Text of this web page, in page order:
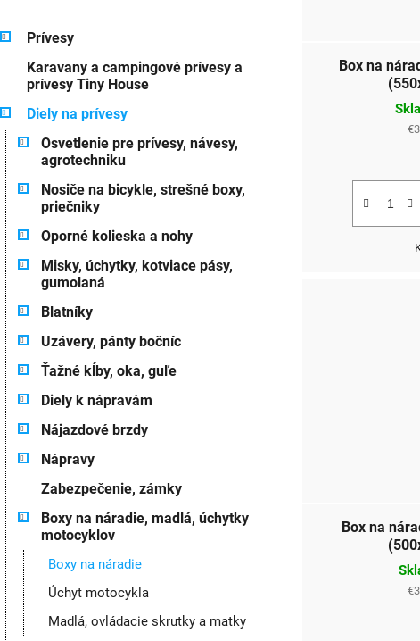
Preskočiť
K
g
ó
e
Prívesy
Karavany a campingové prívesy a
prívesy Tiny House
Diely na prívesy
Osvetlenie pre prívesy, návesy,
agrotechniku
Nosiče na bicykle, strešné boxy,
priečniky
Oporné kolieska a nohy
Misky, úchytky, kotviace pásy,
gumolaná
Blatníky
Uzávery, pánty bočníc
Ťažné kĺby, oka, guľe
Diely k nápravám
Nájazdové brzdy
Nápravy
Zabezpečenie, zámky
Boxy na náradie, madlá, úchytky
motocyklov
Boxy na náradie
Úchyt motocykla
Madlá, ovládacie skrutky a matky
Box na náradie
Box na